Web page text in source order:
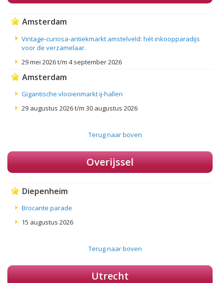
Amsterdam
Vintage-curiosa-antiekmarkt amstelveld: hét inkoopparadijs
voor de verzamelaar.
29 mei 2026 t/m 4 september 2026
Amsterdam
Gigantische vlooienmarkt ij-hallen
29 augustus 2026 t/m 30 augustus 2026
Terug naar boven
Overijssel
Diepenheim
Brocante parade
15 augustus 2026
Terug naar boven
Utrecht